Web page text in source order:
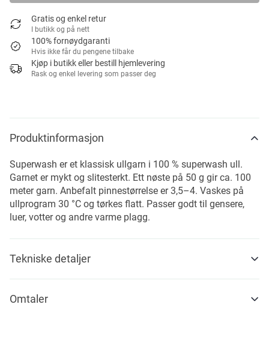
Gratis og enkel retur
I butikk og på nett
100% fornøydgaranti
Hvis ikke får du pengene tilbake
Kjøp i butikk eller bestill hjemlevering
Rask og enkel levering som passer deg
Produktinformasjon
Superwash er et klassisk ullgarn i 100 % superwash ull.
Garnet er mykt og slitesterkt. Ett nøste på 50 g gir ca. 100
meter garn. Anbefalt pinnestørrelse er 3,5–4. Vaskes på
ullprogram 30 °C og tørkes flatt. Passer godt til gensere,
luer, votter og andre varme plagg.
Tekniske detaljer
Omtaler